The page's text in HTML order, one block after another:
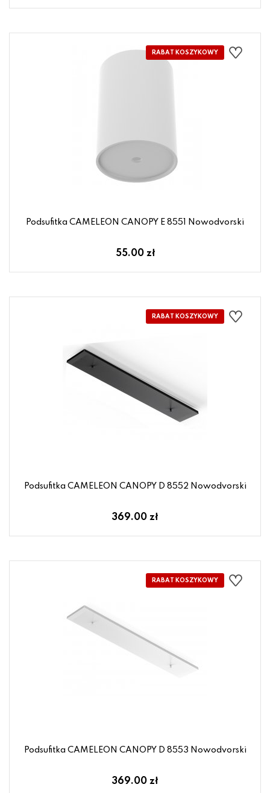
Podsufitka CAMELEON CANOPY E 8551 Nowodvorski
55.00 zł
Podsufitka CAMELEON CANOPY D 8552 Nowodvorski
369.00 zł
Podsufitka CAMELEON CANOPY D 8553 Nowodvorski
369.00 zł